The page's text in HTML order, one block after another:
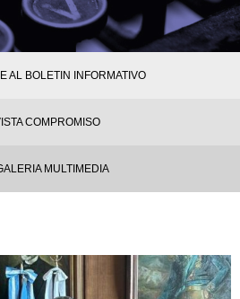
AL BOLETIN INFORMATIVO
COMPROMISO
MULTIMEDIA